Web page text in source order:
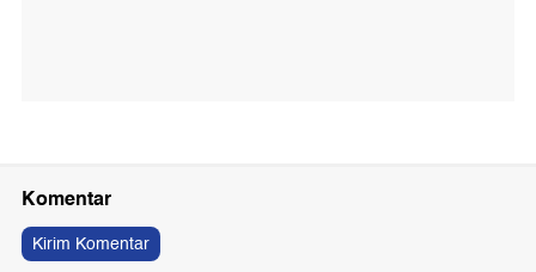
Komentar
Kirim Komentar